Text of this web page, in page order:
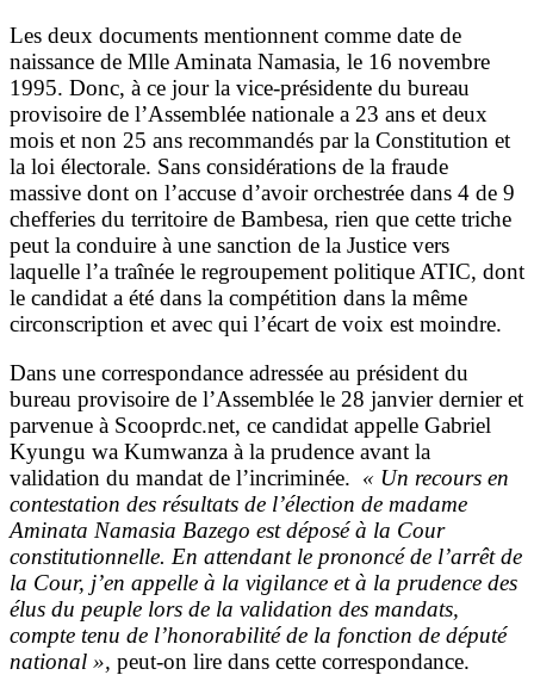
Les deux documents mentionnent comme date de
naissance de Mlle Aminata Namasia, le 16 novembre
1995. Donc, à ce jour la vice-présidente du bureau
provisoire de l’Assemblée nationale a 23 ans et deux
mois et non 25 ans recommandés par la Constitution et
la loi électorale. Sans considérations de la fraude
massive dont on l’accuse d’avoir orchestrée dans 4 de 9
chefferies du territoire de Bambesa, rien que cette triche
peut la conduire à une sanction de la Justice vers
laquelle l’a traînée le regroupement politique ATIC, dont
le candidat a été dans la compétition dans la même
circonscription et avec qui l’écart de voix est moindre.
Dans une correspondance adressée au président du
bureau provisoire de l’Assemblée le 28 janvier dernier et
parvenue à Scooprdc.net, ce candidat appelle Gabriel
Kyungu wa Kumwanza à la prudence avant la
validation du mandat de l’incriminée. « Un recours en
contestation des résultats de l’élection de madame
Aminata Namasia Bazego est déposé à la Cour
constitutionnelle. En attendant le prononcé de l’arrêt de
la Cour, j’en appelle à la vigilance et à la prudence des
élus du peuple lors de la validation des mandats,
compte tenu de l’honorabilité de la fonction de député
national », peut-on lire dans cette correspondance.